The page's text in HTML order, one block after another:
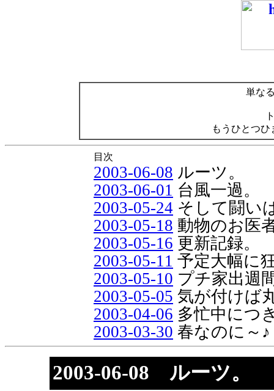
単な
もうひとつ
目次
2003-06-08 ルーツ。
2003-06-01 台風一過。
2003-05-24 そして闘い
2003-05-18 動物のお医
2003-05-16 更新記録。
2003-05-11 予定大幅に
2003-05-10 プチ家出週
2003-05-05 気が付けば
2003-04-06 多忙中につ
2003-03-30 春なのに～♪
2003-06-08 ルーツ。